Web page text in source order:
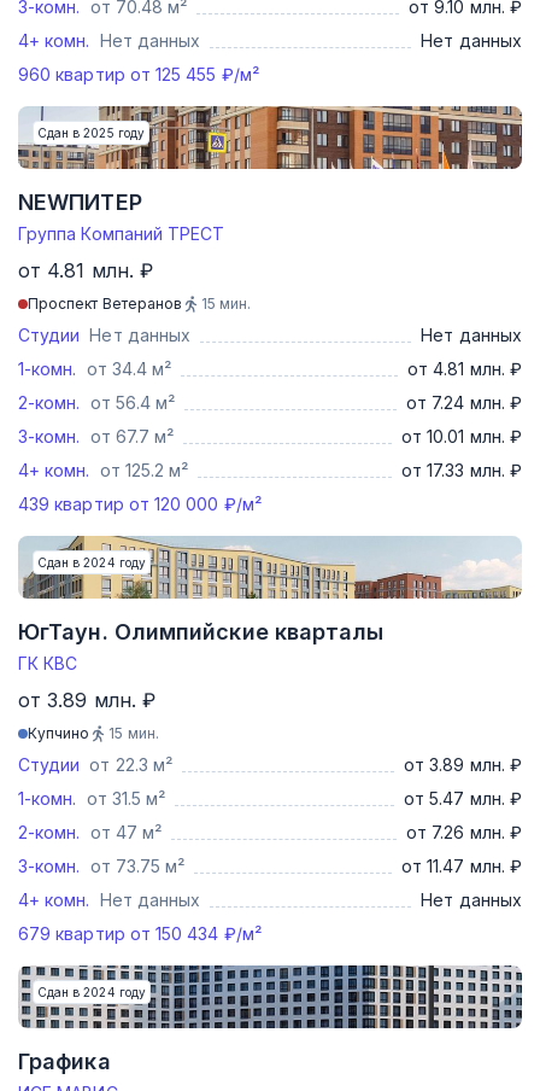
3-комн. от 70.48 м²
от 9.10 млн. ₽
4+ комн. Нет данных
Нет данных
960 квартир от125 455 ₽/м²
Сдан в 2025 году
NEWПИТЕР
Группа Компаний ТРЕСТ
от 4.81 млн. ₽
Проспект Ветеранов 15 мин.
Студии Нет данных
Нет данных
1-комн. от 34.4 м²
от 4.81 млн. ₽
2-комн. от 56.4 м²
от 7.24 млн. ₽
3-комн. от 67.7 м²
от 10.01 млн. ₽
4+ комн. от 125.2 м²
от 17.33 млн. ₽
439 квартир от120 000 ₽/м²
Сдан в 2024 году
ЮгТаун. Олимпийские кварталы
ГК КВС
от 3.89 млн. ₽
Купчино 15 мин.
Студии от 22.3 м²
от 3.89 млн. ₽
1-комн. от 31.5 м²
от 5.47 млн. ₽
2-комн. от 47 м²
от 7.26 млн. ₽
3-комн. от 73.75 м²
от 11.47 млн. ₽
4+ комн. Нет данных
Нет данных
679 квартир от150 434 ₽/м²
Сдан в 2024 году
Графика